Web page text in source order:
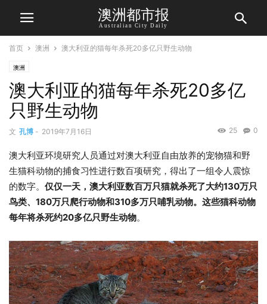
澳洲都市报
Australian City Daily
首页 澳洲 澳大利亚的猫每年杀死20多亿只野生动物
澳洲
澳大利亚的猫每年杀死20多亿
只野生动物
文 孔博 - 2019年7月16日 0
25
澳大利亚环境研究人员通过对澳大利亚自由放养的宠物猫和野
生猫科动物的捕食习性进行数百项研究，得出了一组令人震惊
的数字。 仅仅一天，澳大利亚数百万只猫就杀死了大约130万只
鸟类、180万只爬行动物和310多万只哺乳动物。这些猫科动物
每年将杀死约20多亿只野生动物。